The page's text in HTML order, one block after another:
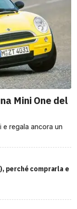
Mini One del
e regala ancora un
perché comprarla e